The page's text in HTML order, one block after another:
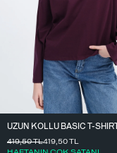
419,50TL419,50TL